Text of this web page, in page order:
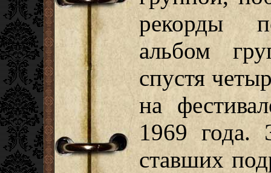
рекорды
альбом
спустя
на
1969 года.
ставших